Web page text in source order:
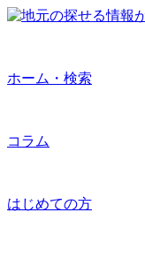
ホーム・検索
コラム
はじめての方